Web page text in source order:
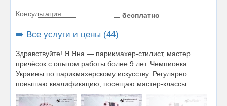
Консультация бесплатно
➡️ Все услуги и цены (44)
Здравствуйте! Я Яна — парикмахер-стилист, мастер
причёсок с опытом работы более 9 лет. Чемпионка
Украины по парикмахерскому искусству. Регулярно
повышаю квалификацию, посещаю мастер-классы...